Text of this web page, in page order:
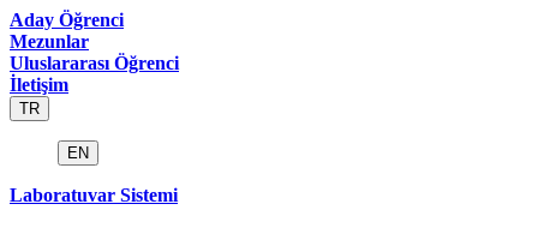
Aday Öğrenci
Mezunlar
Uluslararası Öğrenci
İletişim
TR
EN
Laboratuvar Sistemi